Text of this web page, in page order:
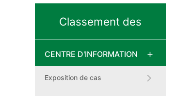
Classement des
messages
CENTRE D'INFORMATION
Exposition de cas